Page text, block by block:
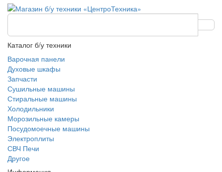
Каталог б/у техники
Варочная панели
Духовые шкафы
Запчасти
Сушильные машины
Стиральные машины
Холодильники
Морозильные камеры
Посудомоечные машины
Электроплиты
СВЧ Печи
Другое